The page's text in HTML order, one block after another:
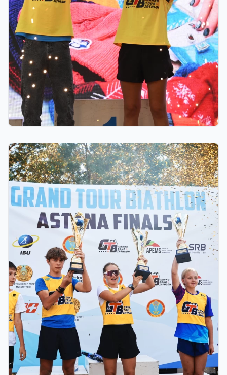
GRAND TOUR BIATHLON финалы Астанада
қалай өтті: 10 миллион теңгелік жүлде қоры,
Ербол Хамитовтың сыйақысы және хрустальді
кубоктар